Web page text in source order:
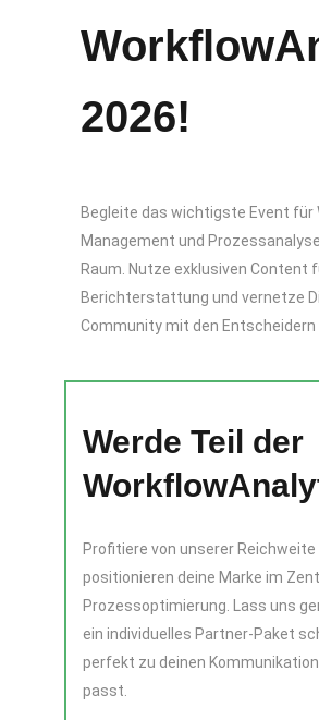
2026!​
Begleite das wichtigste Event für
Management und
Raum. Nutze exklusiven Content
Berichterstattung und vernetze
Community mit den Entscheidern
Werde Teil der
Profitiere von unserer Reichweite
positionieren deine Marke im
Prozessoptimierung. Lass uns
ein individuelles Partner-Paket
perfekt zu deinen
passt.